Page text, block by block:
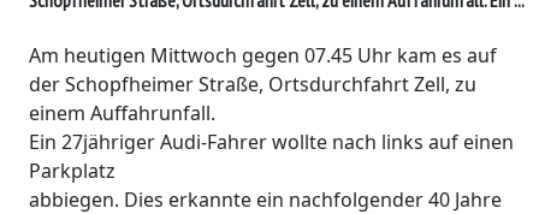
Am heutigen Mittwoch gegen 07.45 Uhr kam es auf
der Schopfheimer Straße, Ortsdurchfahrt Zell, zu
einem Auffahrunfall.
Ein 27jähriger Audi-Fahrer wollte nach links auf einen
Parkplatz
abbiegen. Dies erkannte ein nachfolgender 40 Jahre